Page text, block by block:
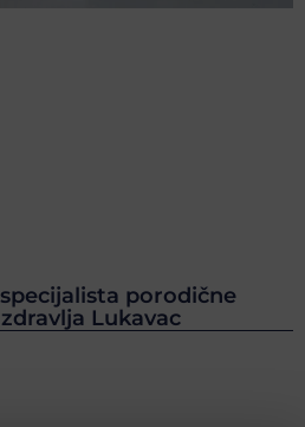
porodične
Lukavac